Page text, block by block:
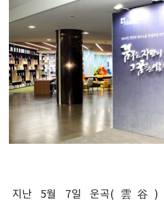
지난 5월 7일 운곡(雲谷)